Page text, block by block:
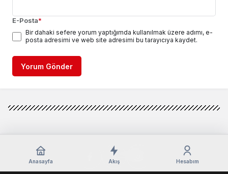
E-Posta*
Bir dahaki sefere yorum yaptığımda kullanılmak üzere adımı, e-
posta adresimi ve web site adresimi bu tarayıcıya kaydet.
Yorum Gönder
Anasayfa Akış Hesabım